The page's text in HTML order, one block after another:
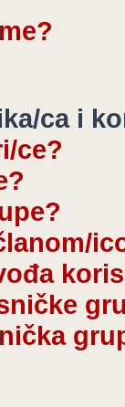
ca i
ce?